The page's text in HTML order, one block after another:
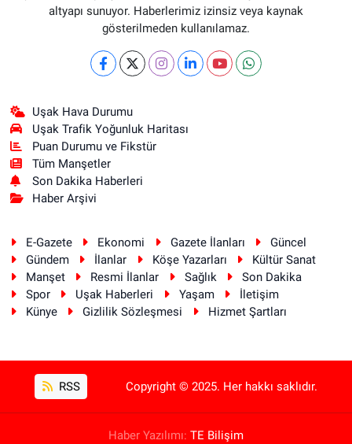
altyapı sunuyor. Haberlerimiz izinsiz veya kaynak
gösterilmeden kullanılamaz.
Uşak Hava Durumu
Uşak Trafik Yoğunluk Haritası
Puan Durumu ve Fikstür
Tüm Manşetler
Son Dakika Haberleri
Haber Arşivi
E-Gazete Ekonomi Gazete İlanları
Güncel
Gündem
İlanlar Köşe Yazarları
Kültür Sanat
Manşet
Resmi İlanlar Sağlık
Son Dakika
Spor
Uşak Haberleri Yaşam
İletişim
Künye
Gizlilik Sözleşmesi Hizmet Şartları
RSS Copyright © 2025. Her hakkı saklıdır.
Haber Yazılımı: TE Bilişim